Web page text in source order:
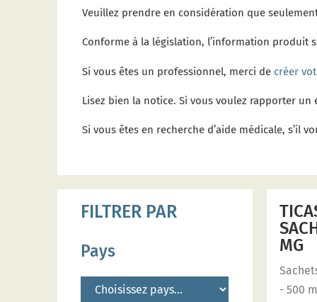
Veuillez prendre en considération que
Conforme à la législation, l’information produit
Si vous êtes un professionnel, merci de créer
Lisez bien la notice. Si vous voulez rapporter un
Si vous êtes en recherche d’aide médicale, s’il
FILTRER PAR
Pays
MG
- 500